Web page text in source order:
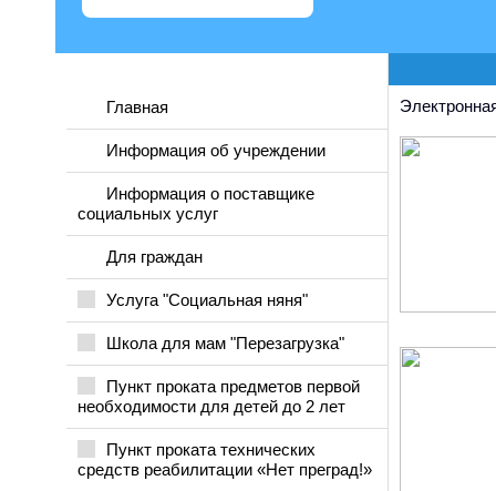
Главная
Информация об учреждении
Информация о поставщике
социальных услуг
Для граждан
Услуга "Социальная няня"
Школа для мам "Перезагрузка"
Пункт проката предметов первой
необходимости для детей до 2 лет
Пункт проката технических
средств реабилитации «Нет преград!»